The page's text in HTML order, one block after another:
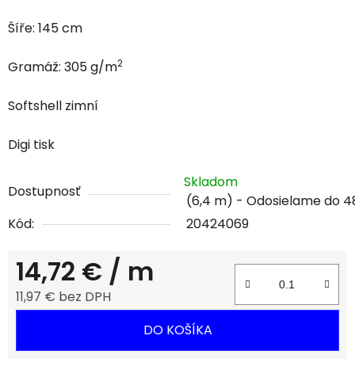
Šíře: 145 cm
Gramáž: 305 g/m2
Softshell zimní
Digi tisk
Dostupnosť
Skladom
(6,4 m)
Kód:
20424069
14,72 € / m
11,97 € bez DPH
DO KOŠÍKA